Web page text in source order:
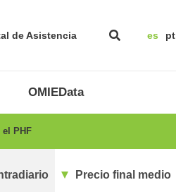
de Asistencia es pt
OMIEData
PHF
Precio final medio